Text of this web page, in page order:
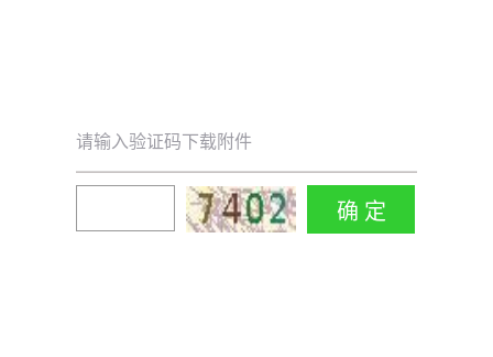
请输入验证码下载附件